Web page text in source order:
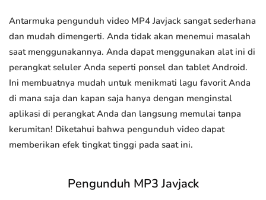
Antarmuka pengunduh video MP4 Javjack sangat sederhana
dan mudah dimengerti. Anda tidak akan menemui masalah
saat menggunakannya. Anda dapat menggunakan alat ini di
perangkat seluler Anda seperti ponsel dan tablet Android.
Ini membuatnya mudah untuk menikmati lagu favorit Anda
di mana saja dan kapan saja hanya dengan menginstal
aplikasi di perangkat Anda dan langsung memulai tanpa
kerumitan! Diketahui bahwa pengunduh video dapat
memberikan efek tingkat tinggi pada saat ini.
Pengunduh MP3 Javjack